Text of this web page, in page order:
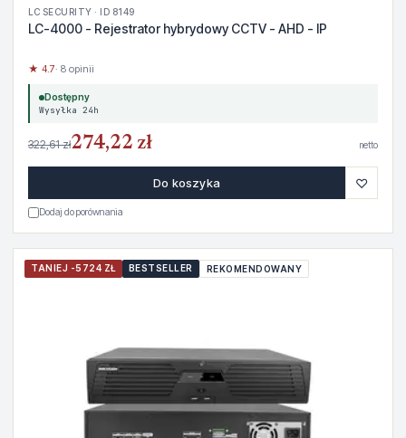
LC SECURITY · ID 8149
LC-4000 - Rejestrator hybrydowy CCTV - AHD - IP
★ 4.7· 8 opinii
Dostępny
Wysyłka 24h
322,61 zł274,22 zł netto
Do koszyka ♡
Dodaj do porównania
TANIEJ -5724 ZŁ BESTSELLER REKOMENDOWANY